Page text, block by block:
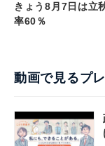
きょう8月7日は立
率60％
動画で見るプ